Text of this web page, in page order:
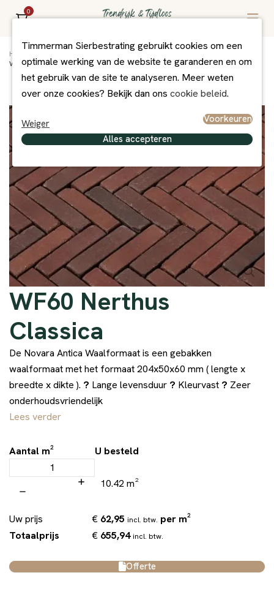
0
Home Gebakken Bestrating Getrommeld
WF60 Nerthus Classica
WF60 Nerthus
Classica
De Novara Antica Waalformaat is een gebakken
waalformaat met het formaat 204x50x60 mm ( lengte x
breedte x dikte ). ? Lange levensduur ? Kleurvast ? Zeer
onderhoudsvriendelijk
Lees verder
Aantal m² U besteld
10.42 m²
Uw prijs € 62,95 incl. btw. per m²
Totaalprijs
€ 655,94 incl. btw.
Offerte
Timmerman Sierbestrating gebruikt cookies om een
optimale werking van de website te garanderen en om
het gebruik van de site te analyseren. Meer weten
over onze cookies? Bekijk dan ons cookie beleid.
Weiger
Voorkeuren
Alles accepteren